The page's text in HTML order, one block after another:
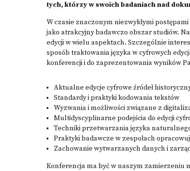
tych, którzy w swoich badaniach nad
W czasie znaczonym niezwykłymi
jako atrakcyjny badawczo obszar studiów.
edycji w wielu aspektach. Szczególnie
sposób traktowania języka w cyfrowych
konferencji i do zaprezentowania wyników
Aktualne edycje cyfrowe źródeł
Standardy i praktyki kodowania tekstów
Wyzwania i możliwości związane z
Multidyscyplinarne podejścia do edycji
Techniki przetwarzania języka
Praktyki badawcze w zespołach
Zachowanie wytwarzanych danych i
Konferencja ma być w naszym zamierzeniu